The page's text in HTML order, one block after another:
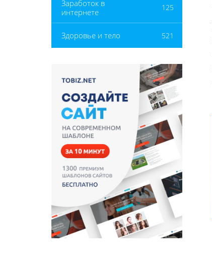
Заработок в
интернете
125
Здоровье и тело 521